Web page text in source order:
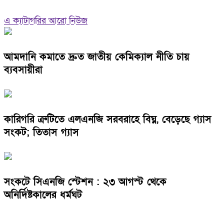
এ ক্যাটাগরির আরো নিউজ
আমদানি কমাতে দ্রুত জাতীয় কেমিক্যাল নীতি চায়
ব্যবসায়ীরা
কারিগরি ত্রুটিতে এলএনজি সরবরাহে বিঘ্ন, বেড়েছে গ্যাস
সংকট; তিতাস গ্যাস
সংকটে সিএনজি স্টেশন : ২৩ আগস্ট থেকে
অনির্দিষ্টকালের ধর্মঘট